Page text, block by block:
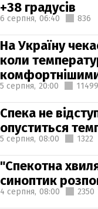
+38 градусів
6 серпня, 06:40 836
На Україну
коли
5 серпня, 20:00 11499
Спека не
опуститься
5 серпня, 08:00 1322
"Спекотна
синоптик
4 серпня, 08:00 2350